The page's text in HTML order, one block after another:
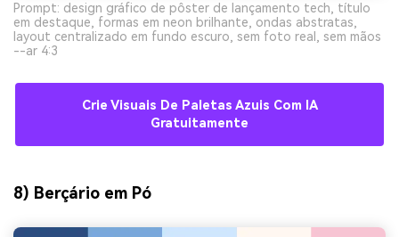
Prompt: design gráfico de pôster de lançamento tech, título
em destaque, formas em neon brilhante, ondas abstratas,
layout centralizado em fundo escuro, sem foto real, sem mãos
--ar 4:3
Crie Visuais De Paletas Azuis Com IA
Gratuitamente
8) Berçário em Pó